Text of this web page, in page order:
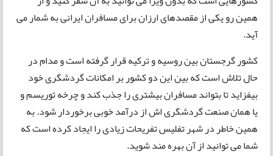
همین رو یکی از مقصدهای ارزان برای مسافران ایرانی به شمار می
آید.
کشور گرجستان بین روسیه و ترکیه قرار گرفته است و مدام در
حال تلاش است که بین این دو کشور بر امکانات گردشگری خود
بیفزاید تا بتواند مسافران بیشتری را جذب کند و چرخه توریسم و
یا همان صنعت گردشگری اش از درآمد خوبی برخوردار شود. به
همین خاطر در شهر تفلیس تفریحات زیادی را ایجاد کرده است که
شما می توانید از آن بهره مند شوید.